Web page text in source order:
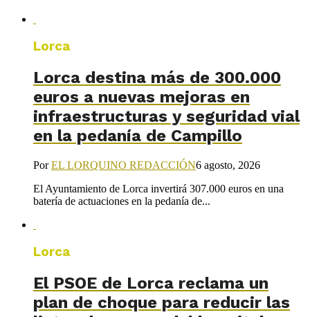
Lorca
Lorca destina más de 300.000
euros a nuevas mejoras en
infraestructuras y seguridad vial
en la pedanía de Campillo
PorEL LORQUINO REDACCIÓN6 agosto, 2026
El Ayuntamiento de Lorca invertirá 307.000 euros en una
batería de actuaciones en la pedanía de...
Lorca
El PSOE de Lorca reclama un
plan de choque para reducir las